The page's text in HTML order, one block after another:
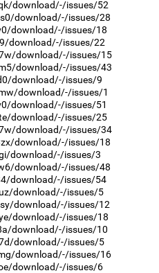
download/-/issues/52
download/-/issues/28
download/-/issues/18
download/-/issues/22
download/-/issues/15
download/-/issues/43
download/-/issues/9
download/-/issues/1
download/-/issues/51
download/-/issues/25
download/-/issues/34
download/-/issues/18
download/-/issues/3
download/-/issues/48
download/-/issues/54
download/-/issues/5
download/-/issues/12
download/-/issues/18
download/-/issues/10
download/-/issues/5
download/-/issues/16
download/-/issues/6